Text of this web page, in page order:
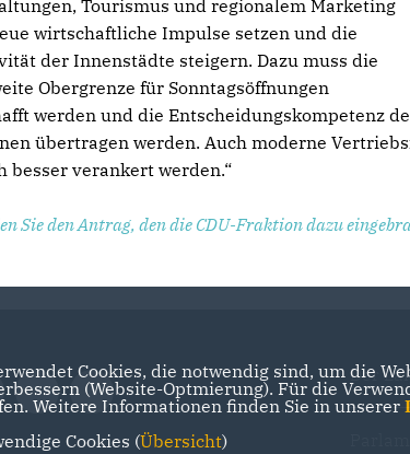
Tourismus und regionalem Marketing
wirtschaftliche Impulse setzen und die
der Innenstädte steigern. Dazu muss die
Obergrenze für Sonntagsöffnungen
werden und die Entscheidungskompetenz
übertragen werden. Auch moderne
besser verankert werden.“
Sie den Antrag, den die CDU-Fraktion dazu
Der
Cookies, die notwendig sind, um die
(Website-Optmierung). Für die
Weitere Informationen finden Sie in unserer
Cookies (Übersicht)